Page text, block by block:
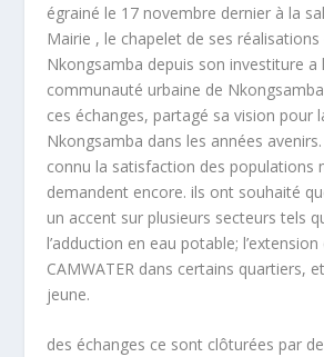
égrainé le 17 novembre dernier à la
Mairie , le chapelet de ses réalisations
Nkongsamba depuis son investiture
communauté urbaine de
ces échanges, partagé sa vision pour
Nkongsamba dans les années
connu la satisfaction des populations
demandent encore. ils ont souhaité
un accent sur plusieurs secteurs tels
l’adduction en eau potable;
CAMWATER dans certains quartiers,
jeune.
des échanges ce sont clôturées par